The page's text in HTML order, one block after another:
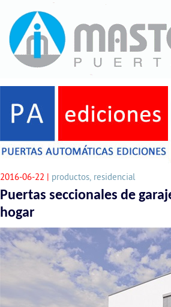
2016-06-22 | productos, residencial
Puertas seccionales de
hogar